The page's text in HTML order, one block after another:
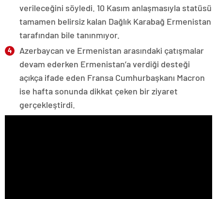
verileceğini söyledi. 10 Kasım anlaşmasıyla statüsü
tamamen belirsiz kalan Dağlık Karabağ Ermenistan
tarafından bile tanınmıyor.
Azerbaycan ve Ermenistan arasındaki çatışmalar
devam ederken Ermenistan’a verdiği desteği
açıkça ifade eden Fransa Cumhurbaşkanı Macron
ise hafta sonunda dikkat çeken bir ziyaret
gerçekleştirdi.